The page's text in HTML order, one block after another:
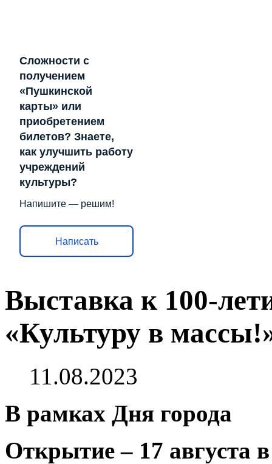
Сложности с
получением
«Пушкинской
карты» или
приобретением
билетов? Знаете,
как улучшить работу
учреждений
культуры?
Напишите — решим!
Написать
Выставка к 100-
«Культуру в
11.08.2023
В рамках Дня города
Открытие – 17 августа